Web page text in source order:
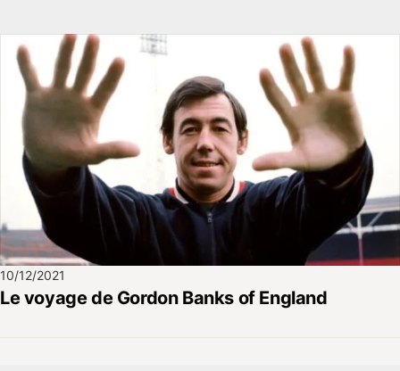
10/12/2021
Le voyage de Gordon Banks of England